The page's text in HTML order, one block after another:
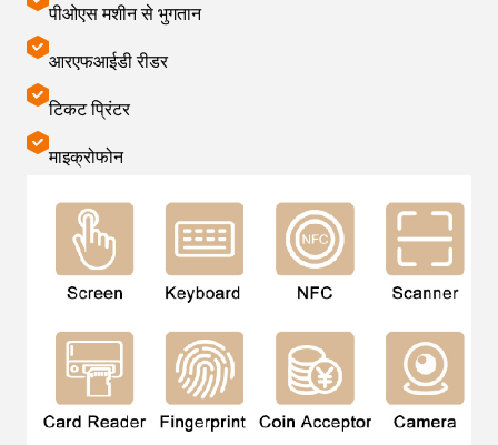
पीओएस मशीन से भुगतान
आरएफआईडी रीडर
टिकट प्रिंटर
माइक्रोफोन